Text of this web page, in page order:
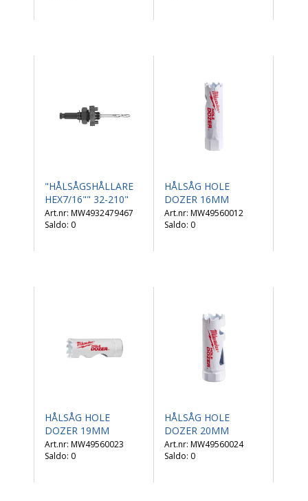
"HÅLSÅGSHÅLLARE
HEX7/16"" 32-210"
MW4932479467
Saldo: 0
HÅLSÅG HOLE
DOZER 16MM
MW49560012
Saldo: 0
HÅLSÅG HOLE
DOZER 19MM
MW49560023
Saldo: 0
HÅLSÅG HOLE
DOZER 20MM
MW49560024
Saldo: 0